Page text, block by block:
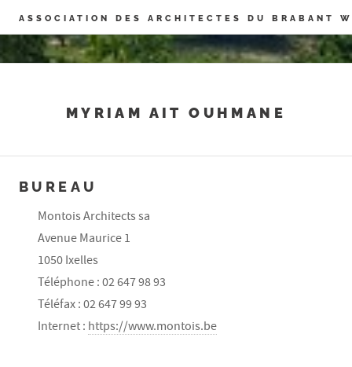
Panneau de gestion des cookies
ASSOCIATION DES ARCHITECTES DU BRABANT
MYRIAM AIT OUHMANE
BUREAU
Montois Architects sa
Avenue Maurice 1
1050 Ixelles
Téléphone : 02 647 98 93
Téléfax : 02 647 99 93
Internet : https://www.montois.be